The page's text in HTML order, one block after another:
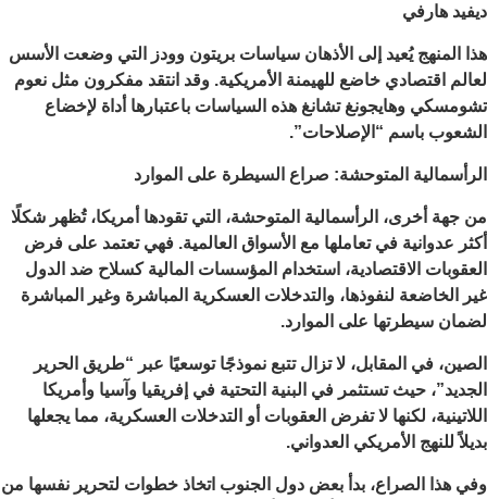
ديفيد هارفي
هذا المنهج يُعيد إلى الأذهان سياسات بريتون وودز التي وضعت الأسس
لعالم اقتصادي خاضع للهيمنة الأمريكية. وقد انتقد مفكرون مثل نعوم
تشومسكي وهايجونغ تشانغ هذه السياسات باعتبارها أداة لإخضاع
الشعوب باسم “الإصلاحات”.
الرأسمالية المتوحشة: صراع السيطرة على الموارد
من جهة أخرى، الرأسمالية المتوحشة، التي تقودها أمريكا، تُظهر شكلًا
أكثر عدوانية في تعاملها مع الأسواق العالمية. فهي تعتمد على فرض
العقوبات الاقتصادية، استخدام المؤسسات المالية كسلاح ضد الدول
غير الخاضعة لنفوذها، والتدخلات العسكرية المباشرة وغير المباشرة
لضمان سيطرتها على الموارد.
الصين، في المقابل، لا تزال تتبع نموذجًا توسعيًا عبر “طريق الحرير
الجديد”، حيث تستثمر في البنية التحتية في إفريقيا وآسيا وأمريكا
اللاتينية، لكنها لا تفرض العقوبات أو التدخلات العسكرية، مما يجعلها
بديلاً للنهج الأمريكي العدواني.
وفي هذا الصراع، بدأ بعض دول الجنوب اتخاذ خطوات لتحرير نفسها من